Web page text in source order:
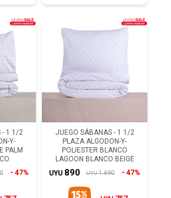
- 1 1/2
Y-
PALM
47%
JUEGO SÁBANAS - 1 1/2
PLAZA ALGODON-Y-
POLIESTER BLANCO
LAGOON BLANCO BEIGE
UYU 890 UYU 1.690 47%